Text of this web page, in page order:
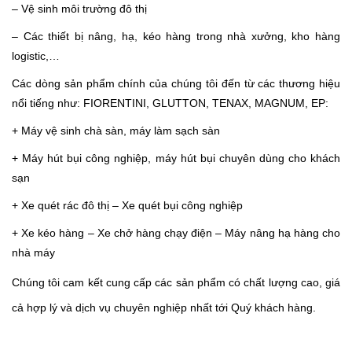
– Vệ sinh môi trường đô thị
– Các thiết bị nâng, hạ, kéo hàng trong nhà xưởng, kho hàng
logistic,…
Các dòng sản phẩm chính của chúng tôi đến từ các thương hiệu
nổi tiếng như: FIORENTINI, GLUTTON, TENAX, MAGNUM, EP:
+ Máy vệ sinh chà sàn, máy làm sạch sàn
+ Máy hút bụi công nghiệp, máy hút bụi chuyên dùng cho khách
sạn
+ Xe quét rác đô thị – Xe quét bụi công nghiệp
+ Xe kéo hàng – Xe chở hàng chạy điện – Máy nâng hạ hàng cho
nhà máy
Chúng tôi cam kết cung cấp các sản phẩm có chất lượng cao, giá
cả hợp lý và dịch vụ chuyên nghiệp nhất tới Quý khách hàng.